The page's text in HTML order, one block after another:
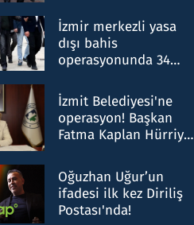
hakkında gözaltı kararı
İzmir merkezli yasa
dışı bahis
operasyonunda 34
Milyar liralık para
trafiği tespit edildi
İzmit Belediyesi'ne
operasyon! Başkan
Fatma Kaplan Hürriyet
Oğuzhan Uğur’un
ifadesi ilk kez Diriliş
Postası'nda!